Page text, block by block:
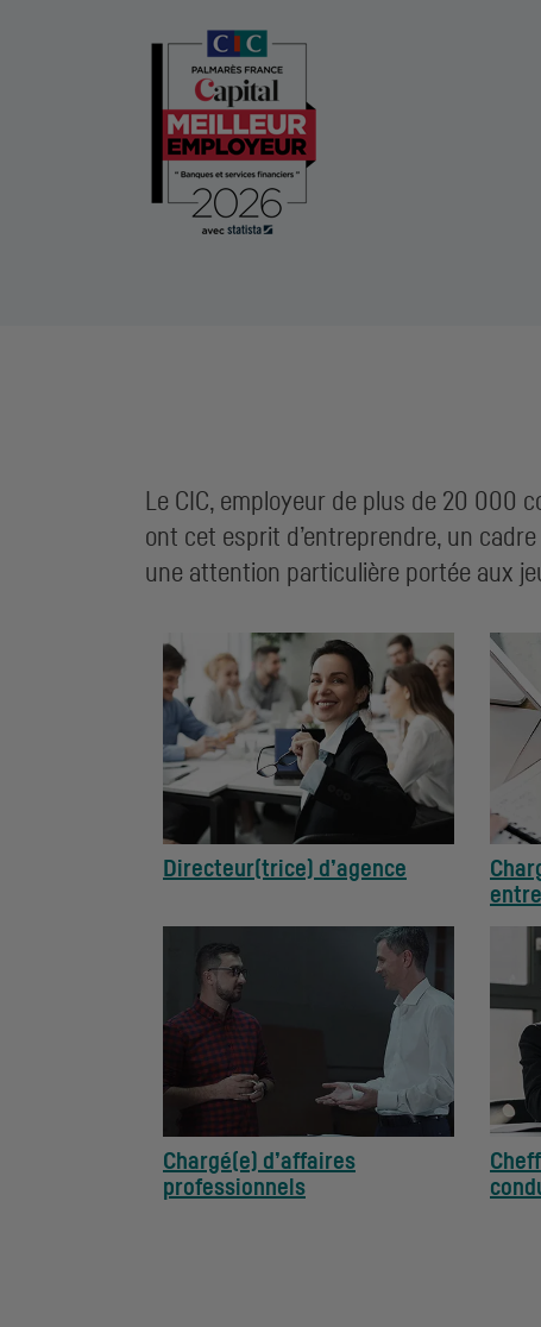
Le CIC, employeur de plus de 20 000
ont cet esprit d’entreprendre, un
une attention particulière portée aux
Directeur(trice) d’agence
Chargé(e) d’affaires
professionnels